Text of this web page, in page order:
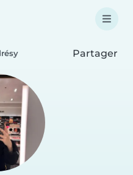
Partager